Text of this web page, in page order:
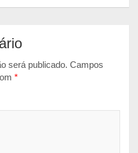
será publicado. Campos
*